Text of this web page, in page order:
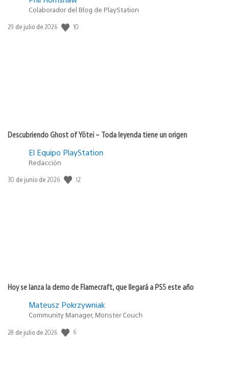
Colaborador del Blog de PlayStation
Fecha
29 de julio de 2026 10
Descubriendo Ghost of Yōtei – Toda leyenda tiene un origen
El Equipo PlayStation
Redacción
Fecha
30 de junio de 2026 12
Hoy se lanza la demo de Flamecraft, que llegará a PS5 este año
Mateusz Pokrzywniak
Community Manager, Monster Couch
Fecha
28 de julio de 2026 6